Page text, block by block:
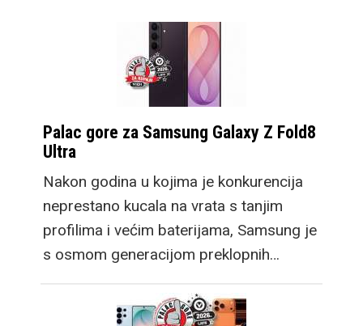
Palac gore za Samsung Galaxy Z Fold8
Ultra
Nakon godina u kojima je konkurencija
neprestano kucala na vrata s tanjim
profilima i većim baterijama, Samsung je
s osmom generacijom preklopnih…